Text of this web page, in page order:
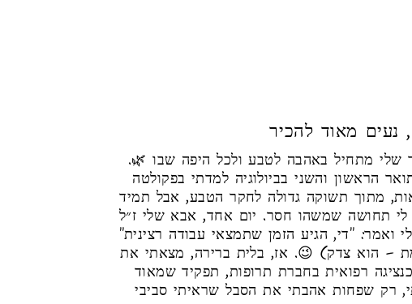
נעים מאוד להכיר
שלי מתחיל באהבה לטבע ולכל היפה שבו 🌿.
הראשון והשני בביולוגיה למדתי בפקולטה
מתוך תשוקה גדולה לחקר הטבע, אבל תמיד
לי תחושה שמשהו חסר. יום אחד, אבא שלי ז״ל
ואמר: "די, הגיע הזמן שתמצאי עבודה רצינית"
– הוא צדק) 😉. אז, בלית ברירה, מצאתי את
רפואית בחברת תרופות, תפקיד שמאוד